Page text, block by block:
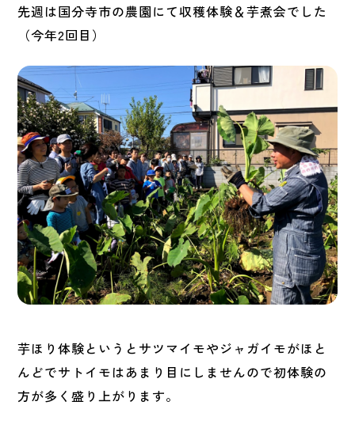
先週は国分寺市の農園にて収穫体験＆芋煮会でした
（今年2回目）
芋ほり体験というとサツマイモやジャガイモがほと
んどでサトイモはあまり目にしませんので初体験の
方が多く盛り上がります。